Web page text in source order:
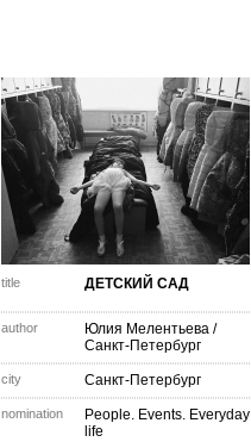
title ДЕТСКИЙ САД
author Юлия Мелентьева /
Санкт-Петербург
city Санкт-Петербург
nomination
People. Events. Everyday
life